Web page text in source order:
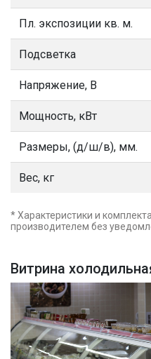
Витрина
Пл. экспозиции кв. м.
Подсветка
Напряжение, В
Мощность, кВт
Размеры, (д/ш/в), мм.
Вес, кг
* Характеристики и
производителем без